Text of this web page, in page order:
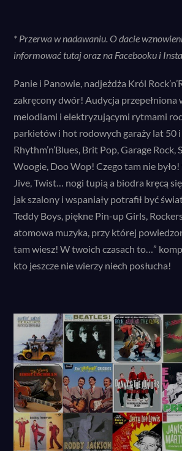
* Przerwa w nadawaniu. O dacie
informować tutaj oraz na Facebooku i
Panie i Panowie, nadjeżdża Król
zakręcony dwór! Audycja przepełniona
melodiami i elektryzującymi rytmami
parkietów i hot rodowych garaży lat 50
Rhythm’n’Blues, Brit Pop, Garage Rock,
Woogie, Doo Wop! Czego tam nie
Jive, Twist… nogi tupią a biodra kręcą
jak szalony i wspaniały potrafił być
Teddy Boys, piękne Pin-up Girls,
atomowa muzyka, przy której
tam wiesz! W twoich czasach to…”
kto jeszcze nie wierzy niech posłucha!